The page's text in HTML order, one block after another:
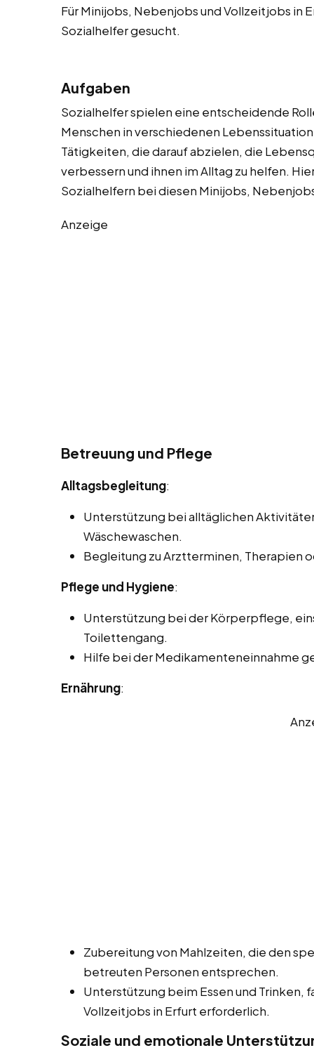
Für Minijobs, Nebenjobs und Vollzeitjobs in
Sozialhelfer gesucht.
Aufgaben
Sozialhelfer spielen eine entscheidende
Menschen in verschiedenen
Tätigkeiten, die darauf abzielen, die
verbessern und ihnen im Alltag zu helfen.
Sozialhelfern bei diesen Minijobs,
Anzeige
Betreuung und Pflege
Alltagsbegleitung:
Unterstützung bei alltäglichen
Wäschewaschen.
Begleitung zu Arztterminen, Therapien
Pflege und Hygiene:
Unterstützung bei der Körperpflege,
Toilettengang.
Hilfe bei der Medikamenteneinnahme
Ernährung:
Zubereitung von Mahlzeiten, die den
betreuten Personen entsprechen.
Unterstützung beim Essen und Trinken,
Vollzeitjobs in Erfurt erforderlich.
Soziale und emotionale